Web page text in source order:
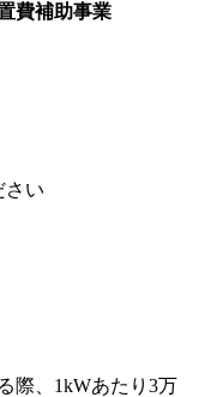
費補助事業
さい
際、1kWあたり3万